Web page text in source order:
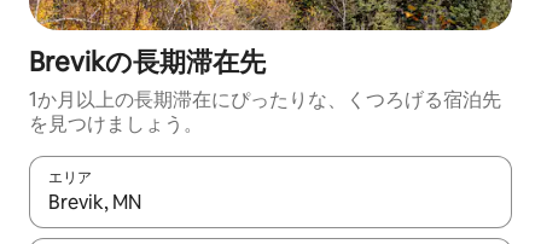
Brevikの長期滞在先
1か月以上の長期滞在にぴったりな、くつろげる宿泊先
を見つけましょう。
エリア
検索結果が表示されたら、上下の矢印キーを使って移動するか